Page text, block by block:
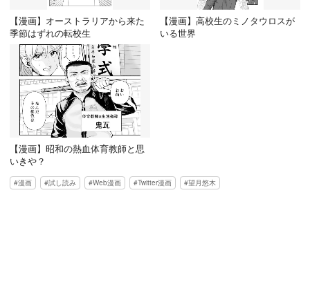
【漫画】オーストラリアから来た
季節はずれの転校生
【漫画】高校生のミノタウロスが
いる世界
【漫画】昭和の熱血体育教師と思
いきや？
漫画 試し読み Web漫画 Twitter漫画 望月悠木